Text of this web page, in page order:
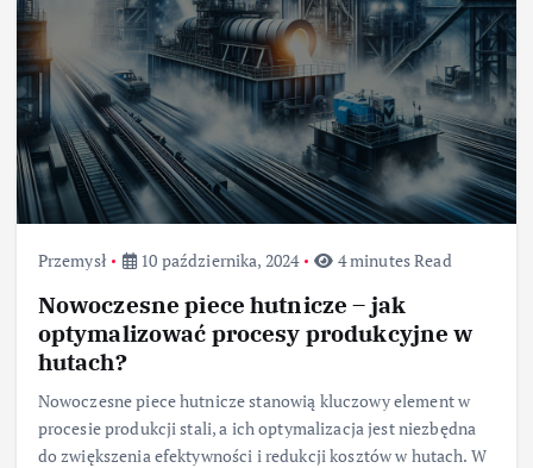
Przemysł 10 października, 2024 4 minutes Read
Nowoczesne piece hutnicze – jak
optymalizować procesy produkcyjne w
hutach?
Nowoczesne piece hutnicze stanowią kluczowy element w
procesie produkcji stali, a ich optymalizacja jest niezbędna
do zwiększenia efektywności i redukcji kosztów w hutach. W